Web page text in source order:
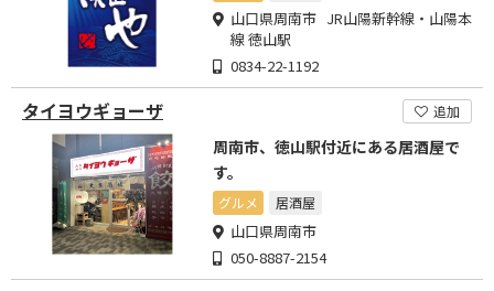
山口県周南市 JR山陽新幹線・山陽本
線 徳山駅
0834-22-1192
タイヨウギョーザ 追加
周南市、徳山駅付近にある居酒屋で
す。
グルメ 居酒屋
山口県周南市
050-8887-2154